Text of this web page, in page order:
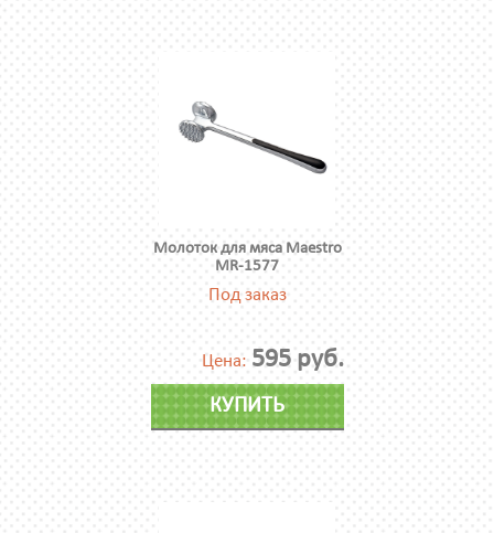
Молоток для мяса Maestro
MR-1577
Под заказ
Цена: 595 руб.
КУПИТЬ